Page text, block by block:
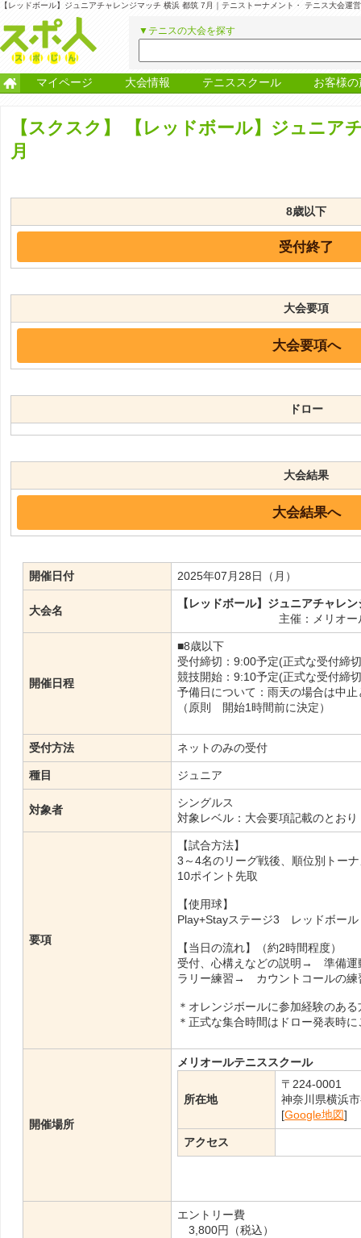
【レッドボール】ジュニアチャレンジマッチ 横浜 都筑 7月｜テニストーナメント・ テニス大会運
▼テニスの大会を探す
マイページ 大会情報 テニススクール お客様の
【スクスク】
【レッドボール】ジュニア
月
8歳以下
受付終了
大会要項
大会要項へ
ドロー
大会結果
大会結果へ
開催日付 2025年07月28日（月）
大会名
【レッドボール】ジュニアチャレ
主催：メリオ
開催日程
■8歳以下
受付締切：9:00予定(正式な受付締
競技開始：9:10予定(正式な受付締
予備日について：雨天の場合は中止
（原則 開始1時間前に決定）
受付方法 ネットのみの受付
種目 ジュニア
対象者
シングルス
対象レベル：大会要項記載のとおり
要項
【試合方法】
3～4名のリーグ戦後、順位別トー
10ポイント先取
【使用球】
Play+Stayステージ3 レッドボール
【当日の流れ】（約2時間程度）
受付、心構えなどの説明→ 準備
ラリー練習→ カウントコールの
＊オレンジボールに参加経験のあ
＊正式な集合時間はドロー発表時
開催場所
メリオールテニススクール
所在地
〒224-0001
神奈川県横浜
[Google地図]
アクセス
エントリー費
3,800円（税込）